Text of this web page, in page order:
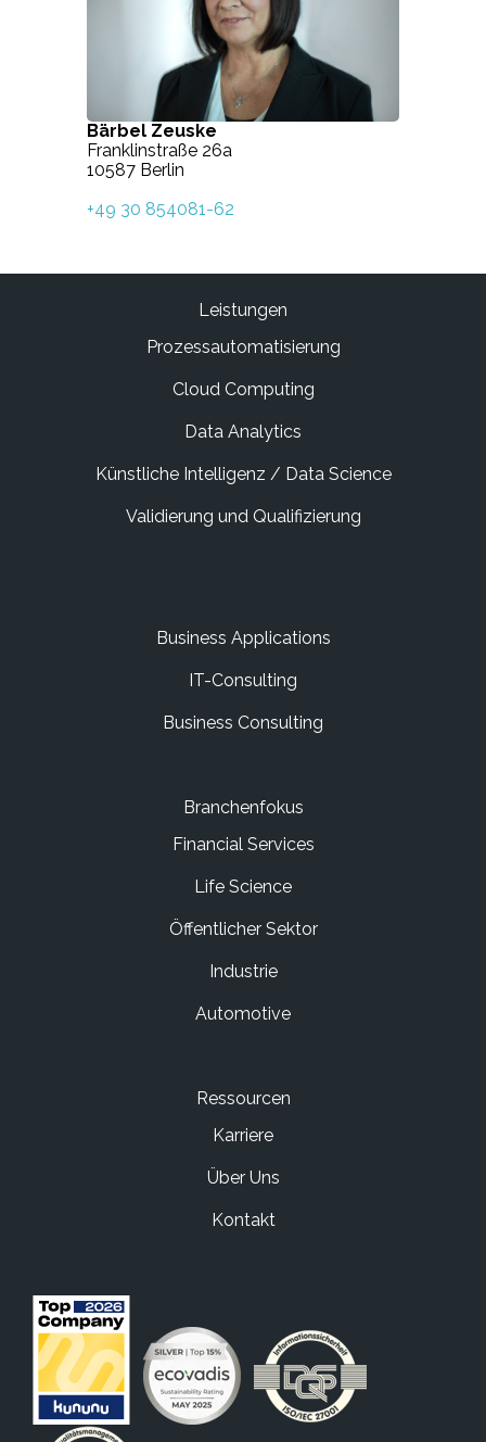
Bärbel Zeuske
Franklinstraße 26a
10587 Berlin
+49 30 854081-62
Leistungen
Prozessautomatisierung
Cloud Computing
Data Analytics
Künstliche Intelligenz / Data Science
Validierung und Qualifizierung
Business Applications
IT-Consulting
Business Consulting
Branchenfokus
Financial Services
Life Science
Öffentlicher Sektor
Industrie
Automotive
Ressourcen
Karriere
Über Uns
Kontakt